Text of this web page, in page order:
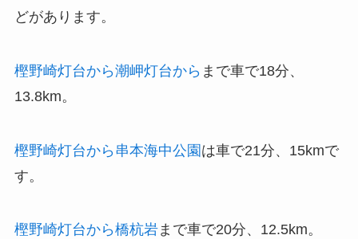
どがあります。
樫野崎灯台から潮岬灯台から まで車で18分、
13.8km。
樫野崎灯台から串本海中公園は車で21分、15kmで
す。
樫野崎灯台から橋杭岩まで車で20分、12.5km。